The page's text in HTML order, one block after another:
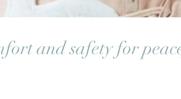
and safety for